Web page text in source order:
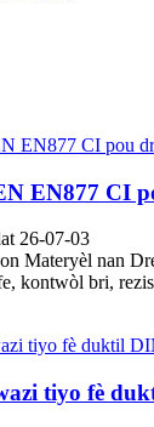
EN877 CI
26-07-03
Materyèl nan
kontwòl bri,
tiyo fè